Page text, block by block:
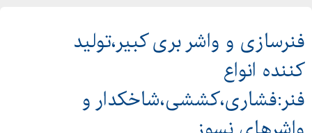
فنرسازی و واشر بری کبیر،تولید
کننده انواع
فنر:فشاری،کششی،شاخکدار و